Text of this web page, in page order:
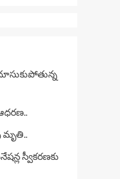
మృతి..
స్వీకరణకు